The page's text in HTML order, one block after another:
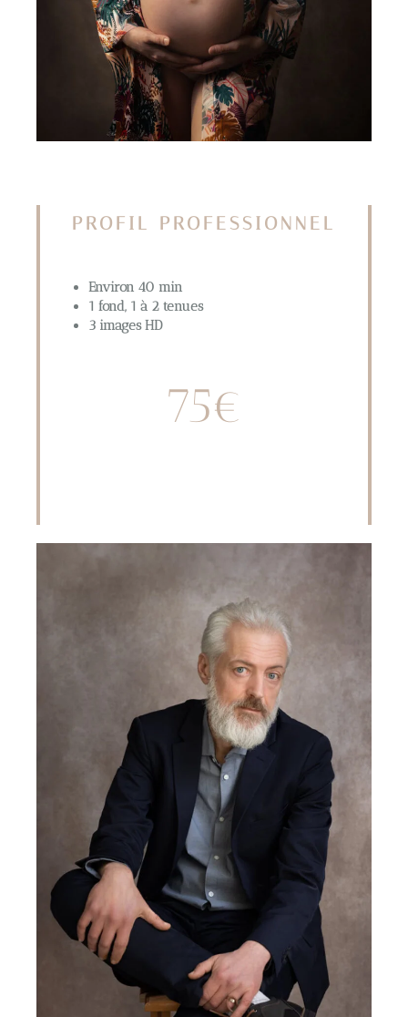
PROFIL PROFESSIONNEL
Environ 40 min
1 fond, 1 à 2 tenues
3 images HD
75€